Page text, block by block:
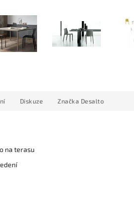
Diskuze Značka Desalto
na terasu